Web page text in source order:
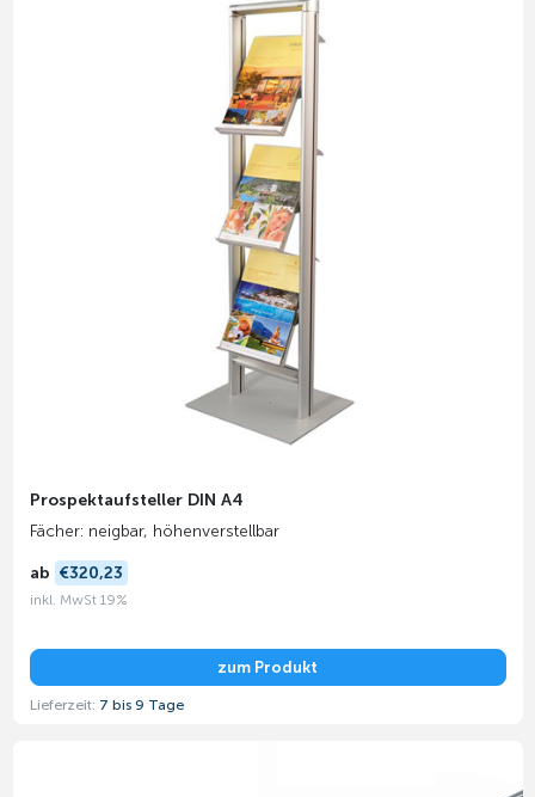
Prospektaufsteller DIN A4
Fächer: neigbar, höhenverstellbar
ab €320,23
inkl. MwSt 19%
zum Produkt
Lieferzeit: 7 bis 9 Tage